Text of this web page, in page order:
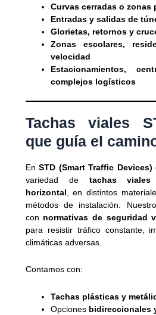
Curvas cerradas o zonas
Entradas y salidas de
Glorietas, retornos y
Zonas escolares,
velocidad
Estacionamientos,
complejos logísticos
Tachas viales
que guía el
EnSTD (Smart Traffic Devices)
variedad de tachas viales
horizontal , en distintos
métodos de instalación.
con normativas de seguridad
para resistir tráfico constante,
climáticas adversas.
Contamos con:
Tachas plásticas y
Opciones bidireccionales